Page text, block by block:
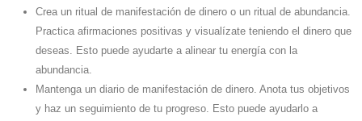
Crea un ritual de manifestación de dinero o un ritual de abundancia.
Practica afirmaciones positivas y visualízate teniendo el dinero que
deseas. Esto puede ayudarte a alinear tu energía con la
abundancia.
Mantenga un diario de manifestación de dinero. Anota tus objetivos
y haz un seguimiento de tu progreso. Esto puede ayudarlo a